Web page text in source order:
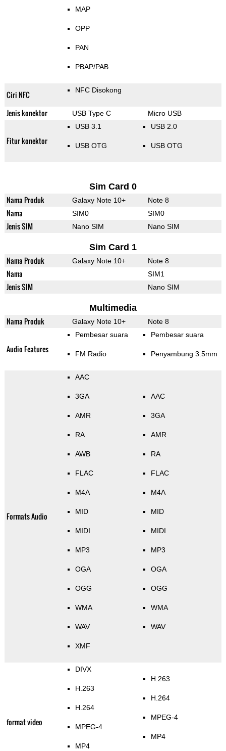
MAP
OPP
PAN
PBAP/PAB
Ciri NFC NFC Disokong
Jenis konektor USB Type C Micro USB
Fitur konektor
USB 3.1
USB OTG
USB 2.0
USB OTG
Sim Card 0
Nama Produk Galaxy Note 10+ Note 8
Nama SIM0 SIM0
Jenis SIM Nano SIM Nano SIM
Sim Card 1
Nama Produk Galaxy Note 10+ Note 8
Nama SIM1
Jenis SIM Nano SIM
Multimedia
Nama Produk Galaxy Note 10+ Note 8
Audio Features
Pembesar suara
FM Radio
Pembesar suara
Penyambung 3.5mm
Formats Audio
AAC
3GA
AMR
RA
AWB
FLAC
M4A
MID
MIDI
MP3
OGA
OGG
WMA
WAV
XMF
AAC
3GA
AMR
RA
FLAC
M4A
MID
MIDI
MP3
OGA
OGG
WMA
WAV
format video
DIVX
H.263
H.264
MPEG-4
MP4
H.263
H.264
MPEG-4
MP4